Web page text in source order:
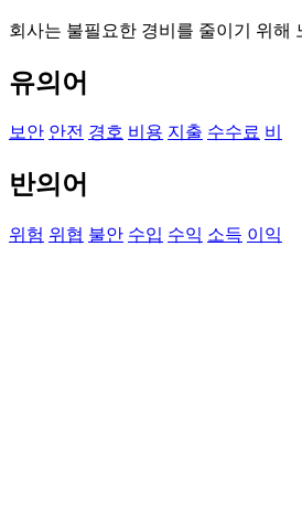
회사는 불필요한 경비를 줄이기 위해
유의어
보안 안전 경호 비용 지출 수수료 비
반의어
위험 위협 불안 수입 수익 소득 이익